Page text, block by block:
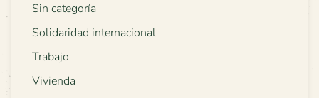
Sin categoría
Solidaridad internacional
Trabajo
Vivienda